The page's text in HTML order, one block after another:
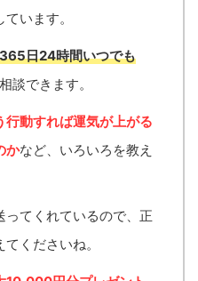
ています。
365日24時間いつでも
談できます。
行動すれば運気が上がる
かなど、いろいろを教え
てくれているので、正
くださいね。